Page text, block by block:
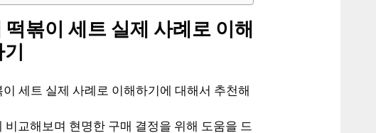
볶이 세트 실제 사례로 이해
기
세트 실제 사례로 이해하기에 대해서 추천해
교해보며 현명한 구매 결정을 위해 도움을 드